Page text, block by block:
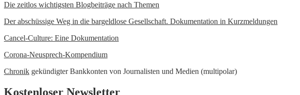
Die zeitlos wichtigsten Blogbeiträge nach Themen
Der abschüssige Weg in die bargeldlose Gesellschaft. Dokumentation in Kurzmeldungen
Cancel-Culture: Eine Dokumentation
Corona-Neusprech-Kompendium
Chronik gekündigter Bankkonten von Journalisten und Medien (multipolar)
Kostenloser Newsletter